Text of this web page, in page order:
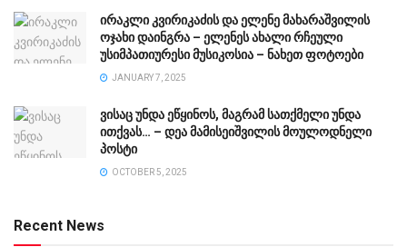
ირაკლი კვირიკაძის და ელენე მახარაშვილის
ოჯახი დაინგრა – ელენეს ახალი რჩეული
უსიმპათიურესი მუსიკოსია – ნახეთ ფოტოები
JANUARY 7, 2025
ვისაც უნდა ეწყინოს, მაგრამ სათქმელი უნდა
ითქვას… – დეა მამისეიშვილის მოულოდნელი
პოსტი
OCTOBER 5, 2025
Recent News